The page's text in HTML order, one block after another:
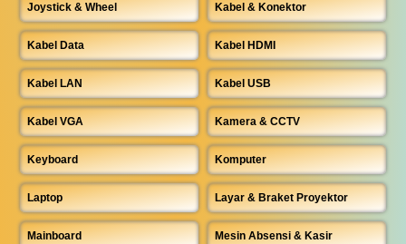
Joystick & Wheel Kabel & Konektor
Kabel Data Kabel HDMI
Kabel LAN Kabel USB
Kabel VGA Kamera & CCTV
Keyboard Komputer
Laptop Layar & Braket Proyektor
Mainboard Mesin Absensi & Kasir